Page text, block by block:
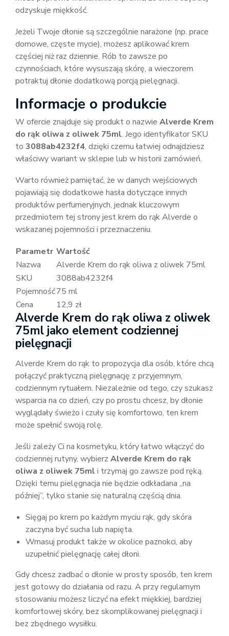
odzyskuje miękkość.
Jeżeli Twoje dłonie są szczególnie narażone (np. prace
domowe, częste mycie), możesz aplikować krem
częściej niż raz dziennie. Rób to zawsze po
czynnościach, które wysuszają skórę, a wieczorem
potraktuj dłonie dodatkową porcją pielęgnacji.
Informacje o produkcie
W ofercie znajduje się produkt o nazwie Alverde Krem
do rąk oliwa z oliwek 75ml. Jego identyfikator SKU
to 3088ab4232f4, dzięki czemu łatwiej odnajdziesz
właściwy wariant w sklepie lub w historii zamówień.
Warto również pamiętać, że w danych wejściowych
pojawiają się dodatkowe hasła dotyczące innych
produktów perfumeryjnych, jednak kluczowym
przedmiotem tej strony jest krem do rąk Alverde o
wskazanej pojemności i przeznaczeniu.
Parametr Wartość
Nazwa
Alverde Krem do rąk oliwa z oliwek 75ml
SKU
3088ab4232f4
Pojemność75 ml
Cena
12,9 zł
Alverde Krem do rąk oliwa z oliwek
75ml jako element codziennej
pielęgnacji
Alverde Krem do rąk to propozycja dla osób, które chcą
połączyć praktyczną pielęgnację z przyjemnym,
codziennym rytuałem. Niezależnie od tego, czy szukasz
wsparcia na co dzień, czy po prostu chcesz, by dłonie
wyglądały świeżo i czuły się komfortowo, ten krem
może spełnić swoją rolę.
Jeśli zależy Ci na kosmetyku, który łatwo włączyć do
codziennej rutyny, wybierz Alverde Krem do rąk
oliwa z oliwek 75ml i trzymaj go zawsze pod ręką.
Dzięki temu pielęgnacja nie będzie odkładana „na
później”, tylko stanie się naturalną częścią dnia.
Sięgaj po krem po każdym myciu rąk, gdy skóra
zaczyna być sucha lub napięta.
Wmasuj produkt także w okolice paznokci, aby
uzupełnić pielęgnację całej dłoni.
Gdy chcesz zadbać o dłonie w prosty sposób, ten krem
jest gotowy do działania od razu. A przy regularnym
stosowaniu możesz liczyć na efekt miękkiej, bardziej
komfortowej skóry, bez skomplikowanej pielęgnacji i
bez zbędnego wysiłku.